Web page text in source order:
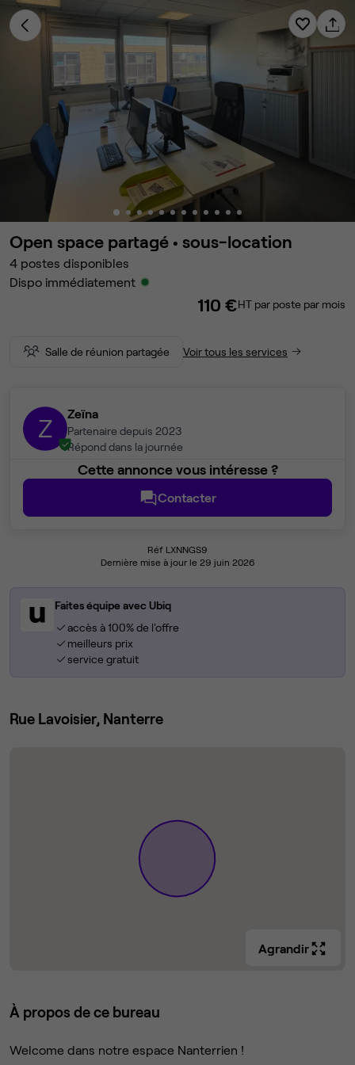
Open space partagé • sous-location
4 postes disponibles
Dispo immédiatement
110 €HT par poste par mois
Salle de réunion partagée Voir tous les services
Z Zeïna
Partenaire depuis 2023
Répond dans la journée
Cette annonce vous intéresse ?
Contacter
Réf LXNNGS9
Dernière mise à jour le 29 juin 2026
Faites équipe avec Ubiq
accès à 100% de l'offre
meilleurs prix
service gratuit
Rue Lavoisier, Nanterre
Agrandir
À propos de ce bureau
Welcome dans notre espace Nanterrien !